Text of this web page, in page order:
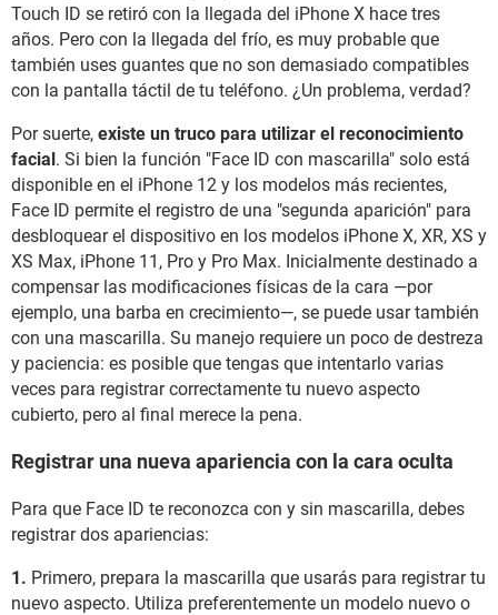
Touch ID se retiró con la llegada del iPhone X hace tres
años. Pero con la llegada del frío, es muy probable que
también uses guantes que no son demasiado compatibles
con la pantalla táctil de tu teléfono. ¿Un problema, verdad?
Por suerte, existe un truco para utilizar el reconocimiento
facial. Si bien la función "Face ID con mascarilla" solo está
disponible en el iPhone 12 y los modelos más recientes,
Face ID permite el registro de una "segunda aparición" para
desbloquear el dispositivo en los modelos iPhone X, XR, XS y
XS Max, iPhone 11, Pro y Pro Max. Inicialmente destinado a
compensar las modificaciones físicas de la cara —por
ejemplo, una barba en crecimiento—, se puede usar también
con una mascarilla. Su manejo requiere un poco de destreza
y paciencia: es posible que tengas que intentarlo varias
veces para registrar correctamente tu nuevo aspecto
cubierto, pero al final merece la pena.
Registrar una nueva apariencia con la cara oculta
Para que Face ID te reconozca con y sin mascarilla, debes
registrar dos apariencias:
1. Primero, prepara la mascarilla que usarás para registrar tu
nuevo aspecto. Utiliza preferentemente un modelo nuevo o